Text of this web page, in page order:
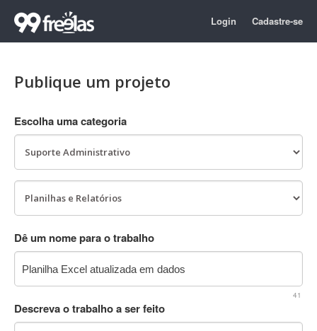
Login Cadastre-se
Publique um projeto
Escolha uma categoria
Dê um nome para o trabalho
41
Descreva o trabalho a ser feito